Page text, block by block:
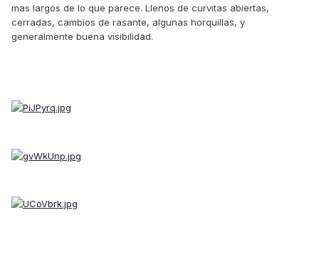
mas largos de lo que parece. Llenos de curvitas abiertas,
cerradas, cambios de rasante, algunas horquillas, y
generalmente buena visibilidad.